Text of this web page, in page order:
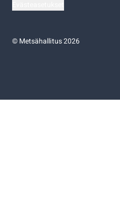
©Metsähallitus 2026